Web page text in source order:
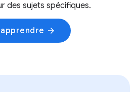
des sujets spécifiques.
arrow_forward